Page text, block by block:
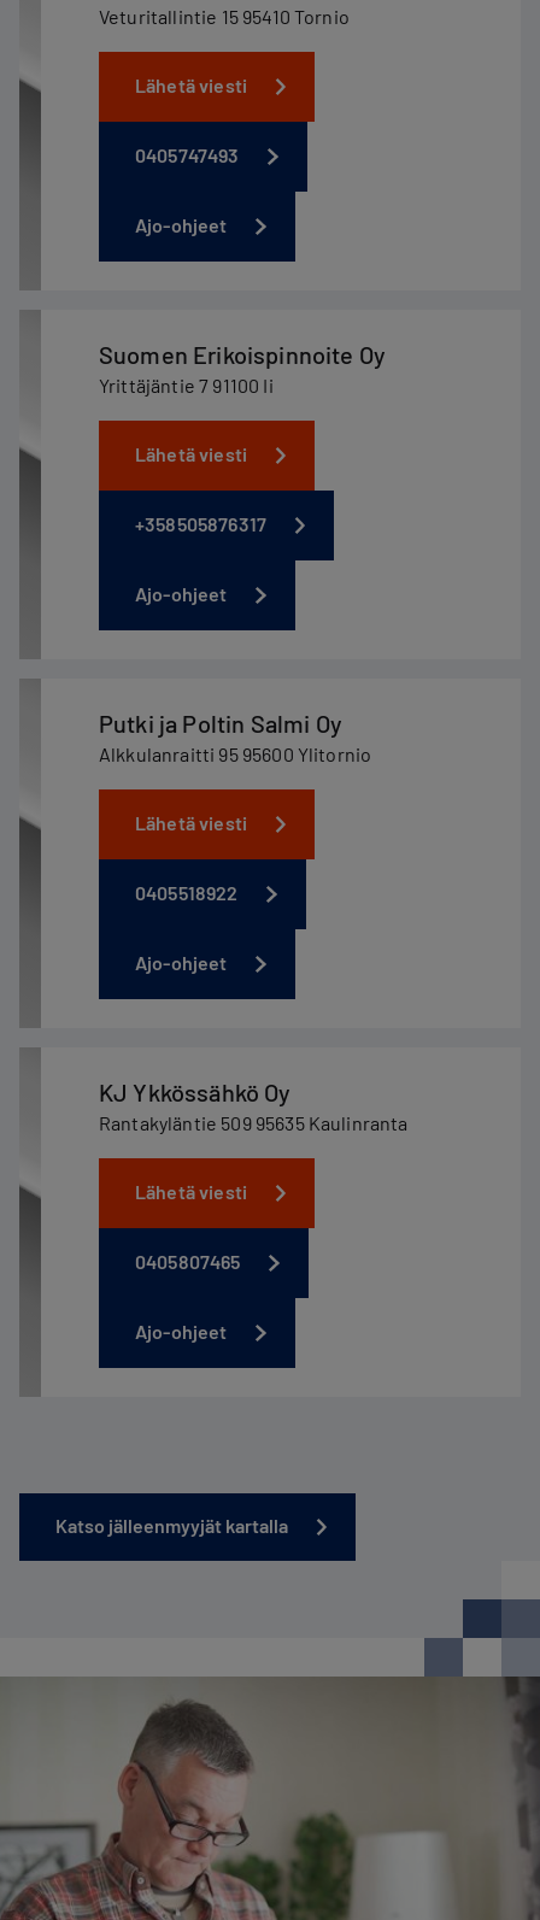
Veturitallintie 15 95410 Tornio
Lähetä viesti
0405747493
Ajo-ohjeet
Suomen Erikoispinnoite Oy
Yrittäjäntie 7 91100 Ii
Lähetä viesti
+358505876317
Ajo-ohjeet
Putki ja Poltin Salmi Oy
Alkkulanraitti 95 95600 Ylitornio
Lähetä viesti
0405518922
Ajo-ohjeet
KJ Ykkössähkö Oy
Rantakyläntie 509 95635 Kaulinranta
Lähetä viesti
0405807465
Ajo-ohjeet
Katso jälleenmyyjät kartalla